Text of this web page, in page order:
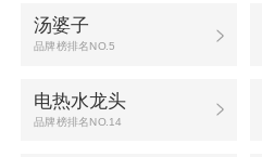
汤婆子
品牌榜排名NO.5
电热水龙头
品牌榜排名NO.14